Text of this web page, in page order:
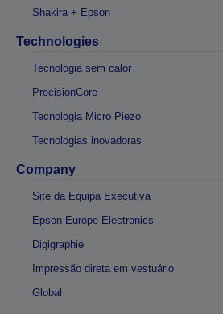
Shakira + Epson
Technologies
Tecnologia sem calor
PrecisionCore
Tecnologia Micro Piezo
Tecnologias inovadoras
Company
Site da Equipa Executiva
Epson Europe Electronics
Digigraphie
Impressão direta em vestuário
Global